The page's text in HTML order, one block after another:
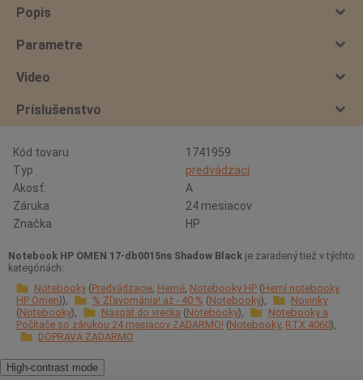
Popis
Parametre
Video
Príslušenstvo
Kód tovaru
1741959
Typ
predvádzací
Akosť:
A
Záruka
24 mesiacov
Značka
HP
Notebook HP OMEN 17-db0015ns Shadow Black je zaradený tiež v týchto
kategóriách:
Notebooky Predvádzacie Herné Notebooky HP Herní notebooky
HP Omen
% Zľavománia! až - 40 % Notebooky
Novinky
Notebooky
Naspäť do vrecka Notebooky
Notebooky a
Počítače so zárukou 24 mesiacov ZADARMO! Notebooky RTX 4060
DOPRAVA ZADARMO
High-contrast mode